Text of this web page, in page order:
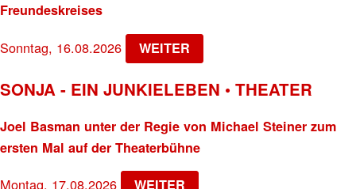
Freundeskreises
Sonntag, 16.08.2026 WEITER
SONJA - EIN JUNKIELEBEN • THEATER
Joel Basman unter der Regie von Michael Steiner zum
ersten Mal auf der Theaterbühne
Montag, 17.08.2026 WEITER